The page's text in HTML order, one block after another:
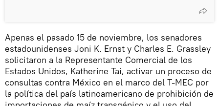
Apenas el pasado 15 de noviembre, los senadores
estadounidenses Joni K. Ernst y Charles E. Grassley
solicitaron a la Representante Comercial de los
Estados Unidos, Katherine Tai, activar un proceso de
consultas contra México en el marco del T-MEC por
la política del país latinoamericano de prohibición de